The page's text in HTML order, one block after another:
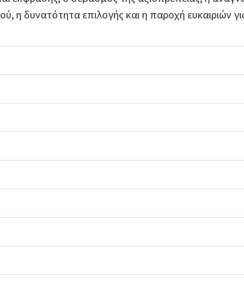
η δυνατότητα επιλογής και η παροχή ευκαιριών